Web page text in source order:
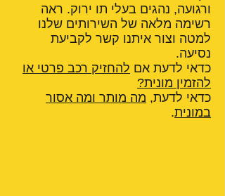
ורגועה, נהגים בעלי תו ירוק. ראה
רשימה מלאה של השירותים שלנו
למטה וצור איתנו קשר לקביעת
נסיעה.
כדאי לדעת אם להחזיק רכב פרטי או
להזמין מונית?
כדאי לדעת, מה מותר ומה אסור
במונית.